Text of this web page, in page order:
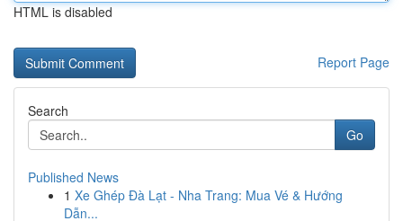
HTML is disabled
Report Page
Search
Go
Published News
1 Xe Ghép Đà Lạt - Nha Trang: Mua Vé & Hướng
Dẫn...